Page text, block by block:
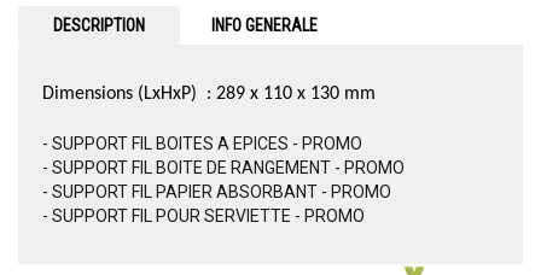
DESCRIPTION INFO GENERALE
Dimensions (LxHxP) : 289 x 110 x 130 mm
- SUPPORT FIL BOITES A EPICES - PROMO
- SUPPORT FIL BOITE DE RANGEMENT - PROMO
- SUPPORT FIL PAPIER ABSORBANT - PROMO
- SUPPORT FIL POUR SERVIETTE - PROMO